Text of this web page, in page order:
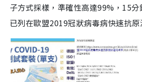
子方式採樣，準確性高達99%，15
已列在歐盟2019冠狀病毒病快速抗原